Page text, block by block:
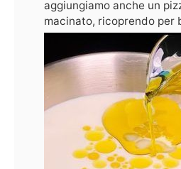
aggiungiamo anche un
macinato, ricoprendo per